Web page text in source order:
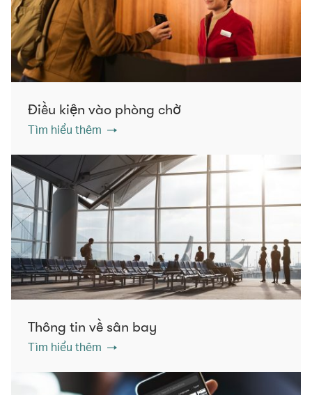
Điều kiện vào phòng chờ
Tìm hiểu thêm
Thông tin về sân bay
Tìm hiểu thêm